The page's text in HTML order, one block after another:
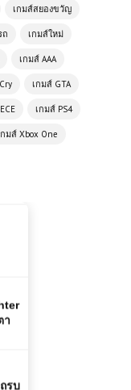
เกมส์สยองขวัญ
ถ เกมส์ใหม่
เกมส์ AAA
เกมส์ GTA
เกมส์ PS4
กมส์ Xbox One
า
รบ